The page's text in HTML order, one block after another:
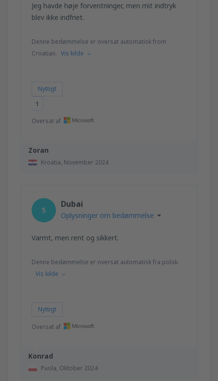
Zoran
Kroatia, November 2024
Jeg havde høje forventninger, men mit indtryk
blev ikke indfriet.
Denne bedømmelse er oversat automatisk from
Croatian. Vis kilde
Nyttigt
1
Oversat af
Konrad
Puola, Oktober 2024
5
Dubai
Oplysninger om bedømmelse
Varmt, men rent og sikkert.
Denne bedømmelse er oversat automatisk fra polsk.
Vis kilde
Nyttigt
Oversat af